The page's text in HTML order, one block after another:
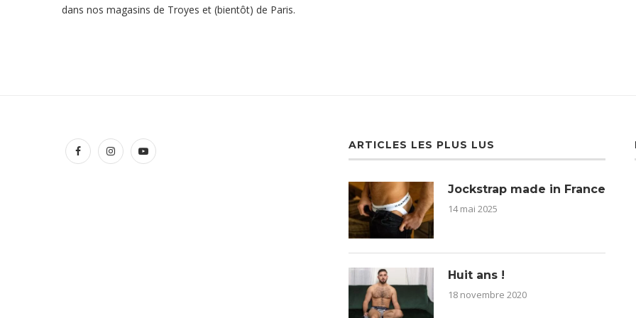
dans nos magasins de Troyes et (bientôt) de Paris.
ARTICLES LES PLUS LUS
Jockstrap made in France
14 mai 2025
Huit ans !
18 novembre 2020